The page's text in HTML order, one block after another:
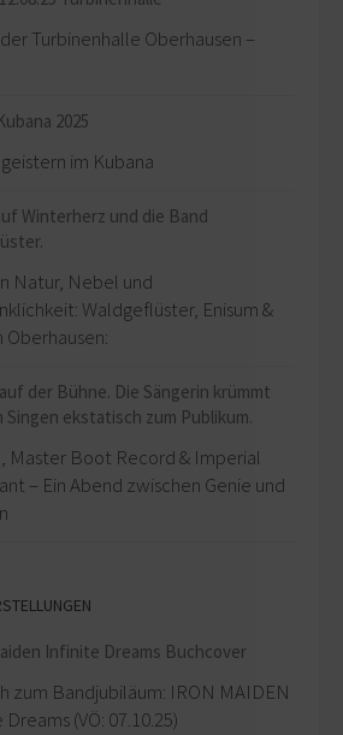
Turbinenhalle Oberhausen –
im Kubana
Natur, Nebel und
Waldgeflüster, Enisum &
Oberhausen:
Master Boot Record & Imperial
– Ein Abend zwischen Genie und
zum Bandjubiläum: IRON MAIDEN
(VÖ: 07.10.25)